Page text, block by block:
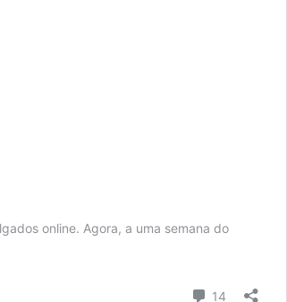
online. Agora, a uma semana do
14